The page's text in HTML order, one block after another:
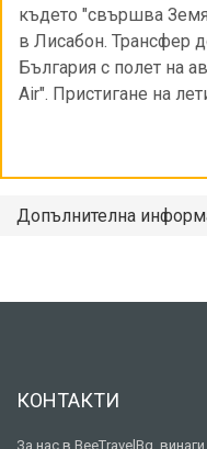
където "свършва
в Лисабон. Трансфер
България с полет на
Air". Пристигане на
Допълнителна
КОНТАКТИ
За нас в BeeTravelBg,